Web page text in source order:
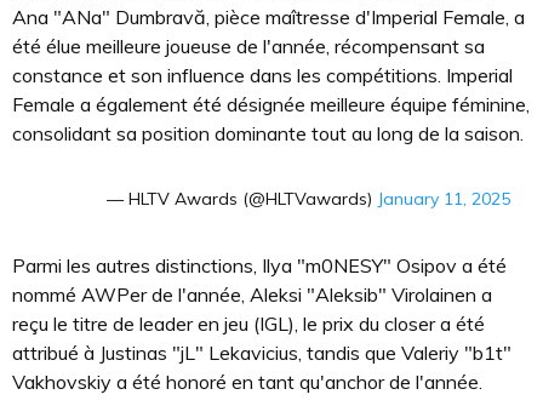
Ana "ANa" Dumbravă, pièce maîtresse d'Imperial Female, a
été élue meilleure joueuse de l'année, récompensant sa
constance et son influence dans les compétitions. Imperial
Female a également été désignée meilleure équipe féminine,
consolidant sa position dominante tout au long de la saison.
— HLTV Awards (@HLTVawards) January 11, 2025
Parmi les autres distinctions, Ilya "m0NESY" Osipov a été
nommé AWPer de l'année, Aleksi "Aleksib" Virolainen a
reçu le titre de leader en jeu (IGL), le prix du closer a été
attribué à Justinas "jL" Lekavicius, tandis que Valeriy "b1t"
Vakhovskiy a été honoré en tant qu'anchor de l'année.